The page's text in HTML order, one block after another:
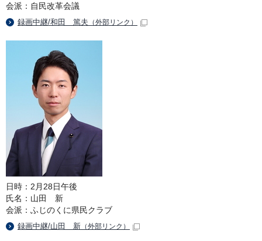
会派：自民改革会議
録画中継/和田 篤夫 （外部リンク）
日時：2月28日午後
氏名：山田 新
会派：ふじのくに県民クラブ
録画中継/山田 新 （外部リンク）